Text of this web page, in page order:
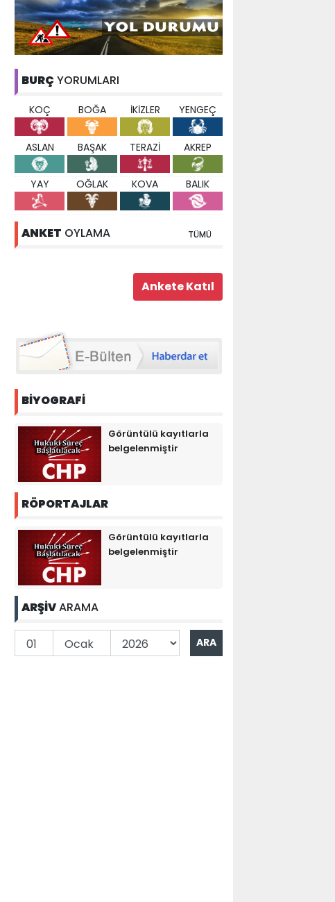
BURÇ YORUMLARI
KOÇ BOĞA İKİZLER YENGEÇ
ASLAN BAŞAK TERAZİ AKREP
YAY OĞLAK KOVA BALIK
ANKET OYLAMA TÜMÜ
BİYOGRAFİ
Görüntülü kayıtlarla
belgelenmiştir
RÖPORTAJLAR
Görüntülü kayıtlarla
belgelenmiştir
ARŞİVARAMA